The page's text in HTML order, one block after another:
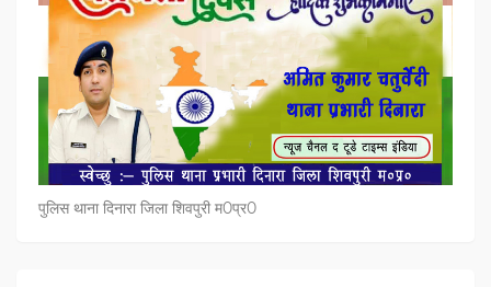
पुलिस थाना दिनारा जिला शिवपुरी म0प्र0